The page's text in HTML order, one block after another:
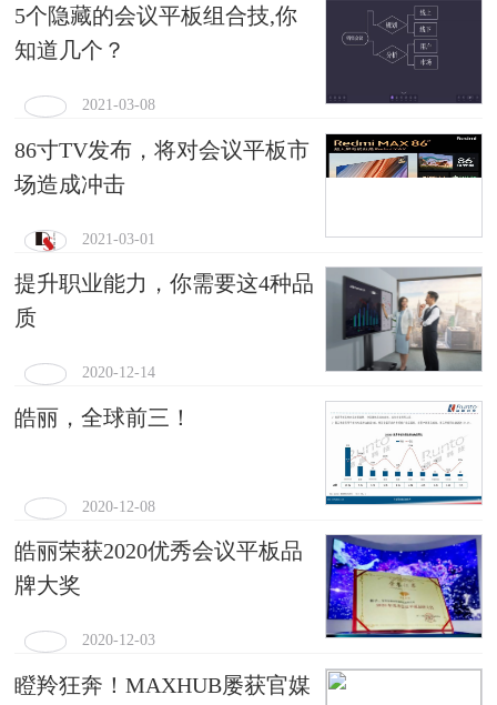
5个隐藏的会议平板组合技,你
知道几个？
2021-03-08
86寸TV发布，将对会议平板市
场造成冲击
2021-03-01
提升职业能力，你需要这4种品
质
2020-12-14
皓丽，全球前三！
2020-12-08
皓丽荣获2020优秀会议平板品
牌大奖
2020-12-03
瞪羚狂奔！MAXHUB屡获官媒